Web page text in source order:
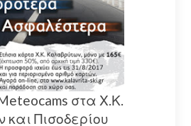
στα Χ.Κ.
Πισοδερίου